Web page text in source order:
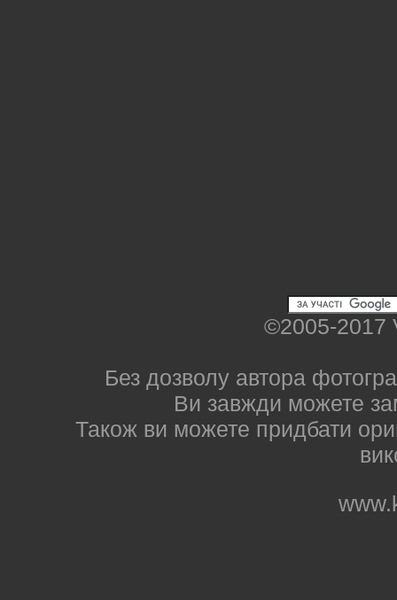
©2005-2017
Без дозволу автора
Ви завжди можете
Також ви можете придбати